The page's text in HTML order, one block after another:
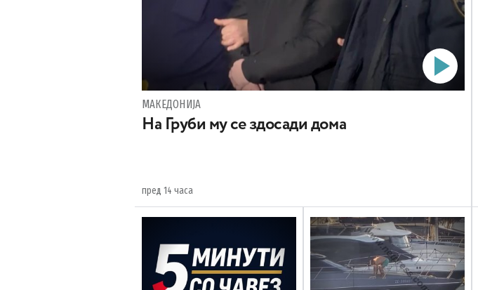
МАКЕДОНИЈА
На Груби му се здосади дома
пред 14 часа